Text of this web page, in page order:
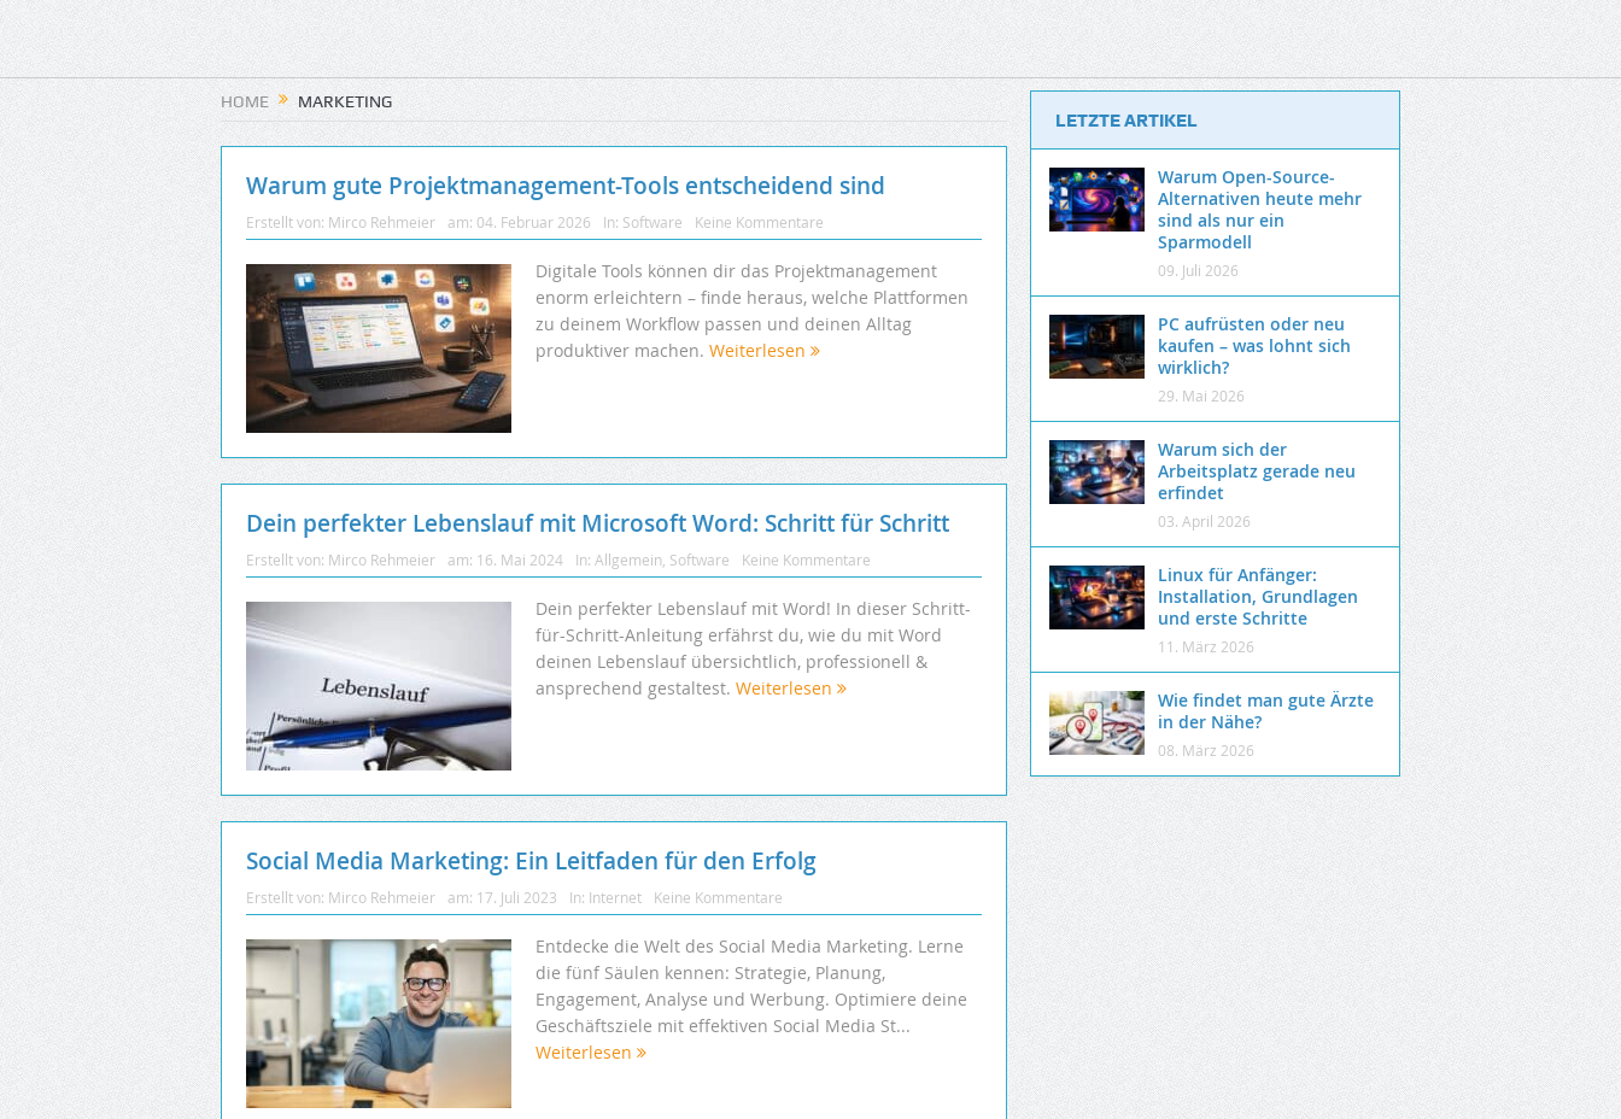
HOME MARKETING
Warum gute Projektmanagement-Tools entscheidend sind
Erstellt von: Mirco Rehmeier am: 04. Februar 2026 In: Software Keine Kommentare
Digitale Tools können dir das Projektmanagement
enorm erleichtern – finde heraus, welche Plattformen
zu deinem Workflow passen und deinen Alltag
produktiver machen. Weiterlesen
Dein perfekter Lebenslauf mit Microsoft Word: Schritt für Schritt
Erstellt von: Mirco Rehmeier am: 16. Mai 2024 In: Allgemein Software Keine Kommentare
Dein perfekter Lebenslauf mit Word! In dieser Schritt-
für-Schritt-Anleitung erfährst du, wie du mit Word
deinen Lebenslauf übersichtlich, professionell &
ansprechend gestaltest. Weiterlesen
Social Media Marketing: Ein Leitfaden für den Erfolg
Erstellt von: Mirco Rehmeier am: 17. Juli 2023 In: Internet Keine Kommentare
Entdecke die Welt des Social Media Marketing. Lerne
die fünf Säulen kennen: Strategie, Planung,
Engagement, Analyse und Werbung. Optimiere deine
Geschäftsziele mit effektiven Social Media St...
Weiterlesen
LETZTE ARTIKEL
Warum Open-Source-
Alternativen heute mehr
sind als nur ein
Sparmodell
09. Juli 2026
PC aufrüsten oder neu
kaufen – was lohnt sich
wirklich?
29. Mai 2026
Warum sich der
Arbeitsplatz gerade neu
erfindet
03. April 2026
Linux für Anfänger:
Installation, Grundlagen
und erste Schritte
11. März 2026
Wie findet man gute Ärzte
in der Nähe?
08. März 2026